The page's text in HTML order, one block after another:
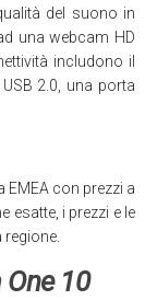
del suono in
una webcam HD
includono il
2.0, una porta
EMEA con prezzi a
esatte, i prezzi e le
10